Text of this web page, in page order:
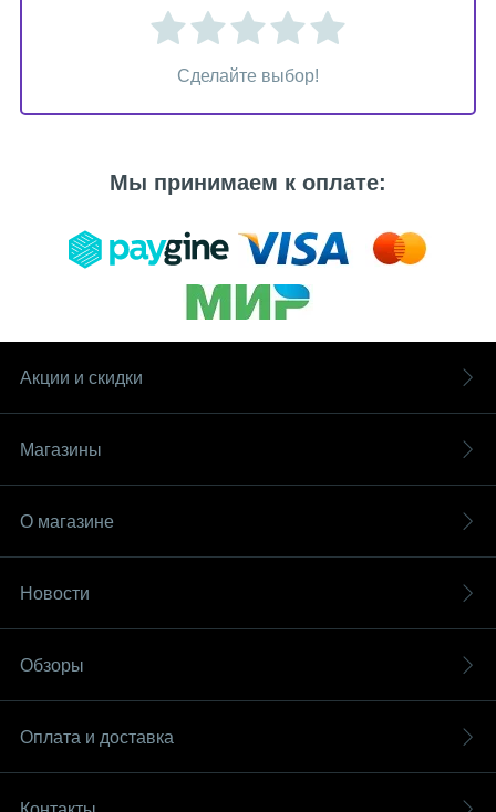
Сделайте выбор!
Мы принимаем к оплате:
Акции и скидки
Магазины
О магазине
Новости
Обзоры
Оплата и доставка